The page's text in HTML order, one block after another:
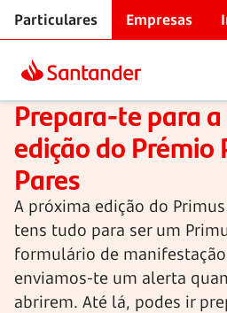
Particulares Empresas
Universitários
Prepara-te para
edição do Prémio
Pares​
A próxima edição do
tens tudo para ser um
formulário de
enviamos-te um alerta
abrirem. Até lá, podes ir